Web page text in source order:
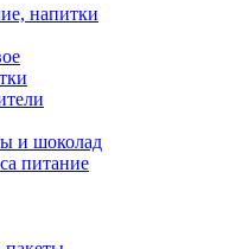
напитки
и шоколад
питание